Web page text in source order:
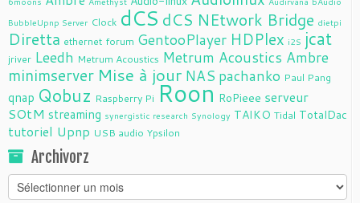
BubbleUpnp Server Clock dCS dCS NEtwork Bridge dietpi
Diretta ethernet forum GentooPlayer HDPlex i2S jcat
jriver Leedh Metrum Acoustics Metrum Acoustics Ambre
minimserver Mise à jour NAS pachanko Paul Pang
qnap Qobuz Raspberry Pi Roon RoPieee serveur
SOtM streaming synergistic research Synology TAIKO Tidal TotalDac
tutoriel Upnp USB audio Ypsilon
Archivorz
Archivorz